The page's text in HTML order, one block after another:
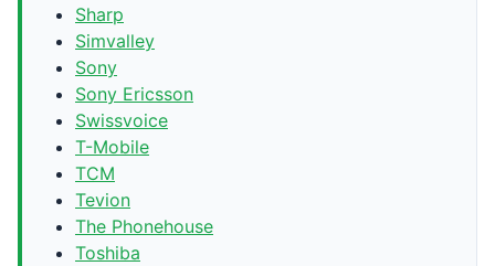
Sharp
Simvalley
Sony
Sony Ericsson
Swissvoice
T-Mobile
TCM
Tevion
The Phonehouse
Toshiba